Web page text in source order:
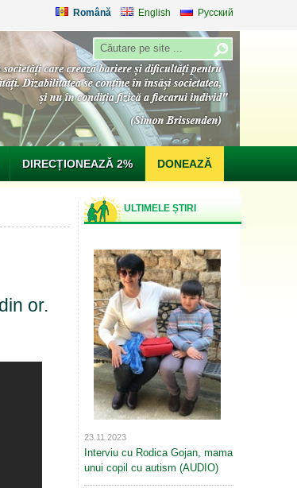
Română English Русский
DIRECȚIONEAZĂ 2% DONEAZĂ
or.
ULTIMELE ȘTIRI
23.11.2023
Interviu cu Rodica Gojan, mama
unui copil cu autism (AUDIO)